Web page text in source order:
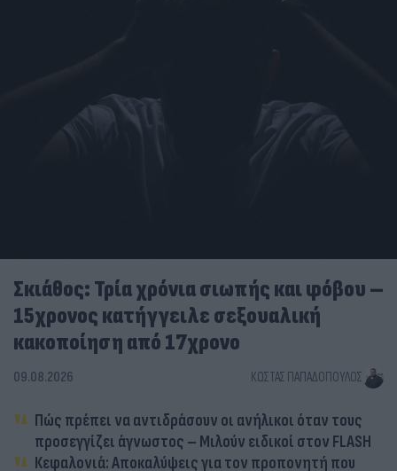
Σκιάθος: Τρία χρόνια σιωπής και φόβου –
15χρονος κατήγγειλε σεξουαλική
κακοποίηση από 17χρονο
09.08.2026 ΚΏΣΤΑΣ ΠΑΠΑΔΌΠΟΥΛΟΣ
Πώς πρέπει να αντιδράσουν οι ανήλικοι όταν τους
προσεγγίζει άγνωστος – Μιλούν ειδικοί στον FLASH
Κεφαλονιά: Αποκαλύψεις για τον προπονητή που